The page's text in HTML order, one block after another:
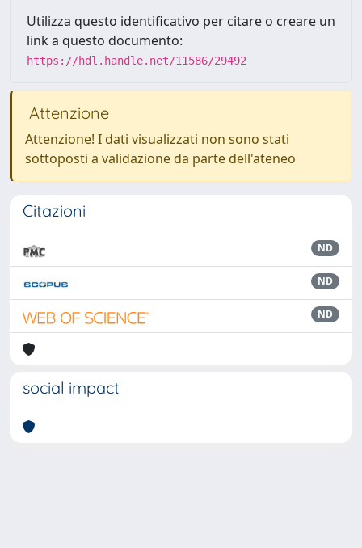
Utilizza questo identificativo per citare o creare un
link a questo documento:
https://hdl.handle.net/11586/29492
Attenzione
Attenzione! I dati visualizzati non sono stati
sottoposti a validazione da parte dell'ateneo
Citazioni
ND
ND
ND
social impact